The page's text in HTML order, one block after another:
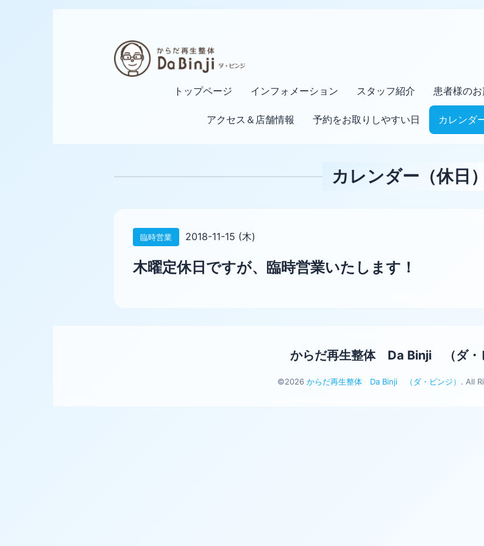
トップページ インフォメーション スタッフ紹介 患者様の
アクセス＆店舗情報 予約をお取りしやすい日 カレンダ
カレンダー（休日）
臨時営業 2018-11-15 (木)
木曜定休日ですが、臨時営業いたします！
からだ再生整体 Da Binji （ダ・
©2026 からだ再生整体 Da Binji （ダ・ビンジ） . All